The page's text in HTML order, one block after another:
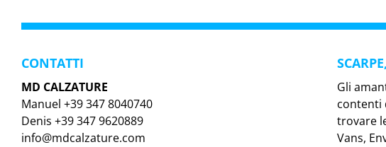
CONTATTI
MD CALZATURE
Manuel +39 347 8040740
Denis +39 347 9620889
info@mdcalzature.com
Gli
contenti
trovare
Vans,